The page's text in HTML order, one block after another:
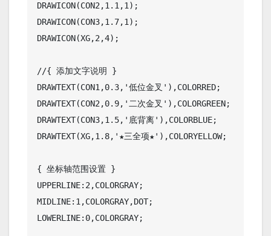
DRAWICON(CON2,1.1,1);
DRAWICON(CON3,1.7,1);
DRAWICON(XG,2,4);
//{ 添加文字说明 }
DRAWTEXT(CON1,0.3,'低位金叉'),COLORRED;
DRAWTEXT(CON2,0.9,'二次金叉'),COLORGREEN;
DRAWTEXT(CON3,1.5,'底背离'),COLORBLUE;
DRAWTEXT(XG,1.8,'★三全项★'),COLORYELLOW;
{ 坐标轴范围设置 }
UPPERLINE:2,COLORGRAY;
MIDLINE:1,COLORGRAY,DOT;
LOWERLINE:0,COLORGRAY;